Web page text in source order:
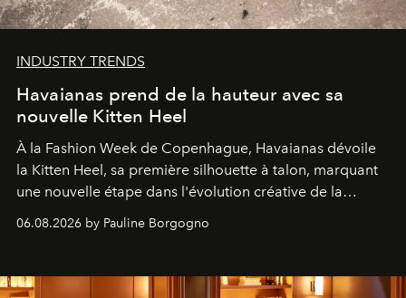
INDUSTRY TRENDS
Havaianas prend de la hauteur avec sa
nouvelle Kitten Heel
À la Fashion Week de Copenhague, Havaianas dévoile
la Kitten Heel, sa première silhouette à talon, marquant
une nouvelle étape dans l'évolution créative de la
06.08.2026 by Pauline Borgogno